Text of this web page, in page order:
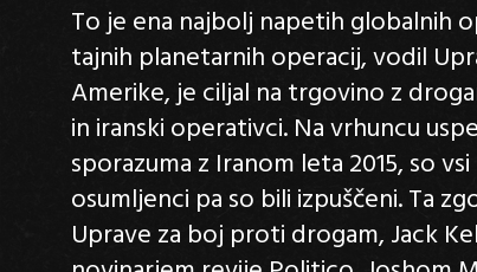
To je ena najbolj napetih globalnih
tajnih planetarnih operacij, vodil
Amerike, je ciljal na trgovino z
in iranski operativci. Na vrhuncu
sporazuma z Iranom leta 2015, so
osumljenci pa so bili izpuščeni. Ta
Uprave za boj proti drogam, Jack